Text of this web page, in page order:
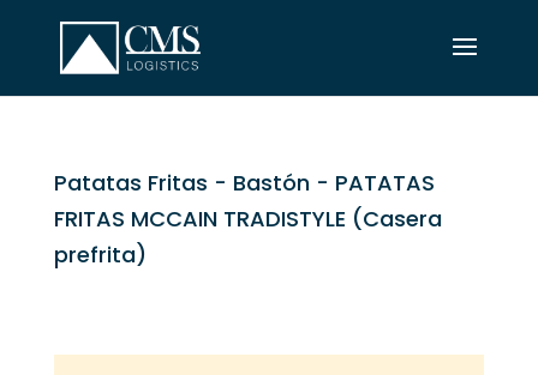
Patatas Fritas - Bastón- PATATAS
FRITAS MCCAIN TRADISTYLE (Casera
prefrita)